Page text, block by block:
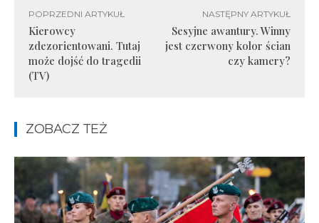
POPRZEDNI ARTYKUŁ
Kierowcy
zdezorientowani. Tutaj
może dojść do tragedii
(TV)
NASTĘPNY ARTYKUŁ
Sesyjne awantury. Winny
jest czerwony kolor ścian
czy kamery?
ZOBACZ TEŻ